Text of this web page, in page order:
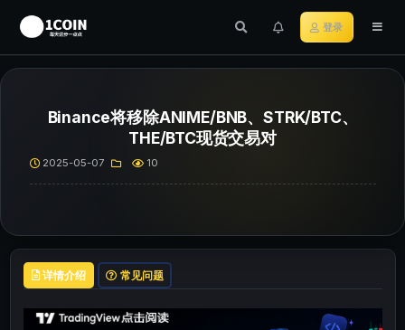
登录
Binance将移除ANIME/BNB、STRK/BTC、
THE/BTC现货交易对
2025-05-07 10
详情介绍 常见问题